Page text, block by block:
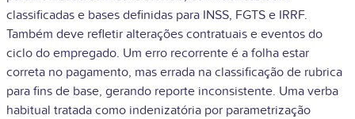
classificadas e bases definidas para INSS, FGTS e IRRF.
Também deve refletir alterações contratuais e eventos do
ciclo do empregado. Um erro recorrente é a folha estar
correta no pagamento, mas errada na classificação de rubrica
para fins de base, gerando reporte inconsistente. Uma verba
habitual tratada como indenizatória por parametrização